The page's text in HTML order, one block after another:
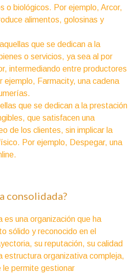
o biológicos. Por ejemplo, Arcor,
alimentos, golosinas y
que se dedican a la
o servicios, ya sea al por
intermediando entre productores
ejemplo, Farmacity, una cadena
que se dedican a la prestación
que satisfacen una
de los clientes, sin implicar la
Por ejemplo, Despegar, una
consolidada?
es una organización que ha
sólido y reconocido en el
su reputación, su calidad
estructura organizativa compleja,
le permite gestionar